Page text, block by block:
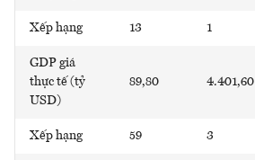
Xếp hạng 13 1
GDP giá
thực tế (tỷ
USD)
89,80 4.401,60
Xếp hạng 59 3